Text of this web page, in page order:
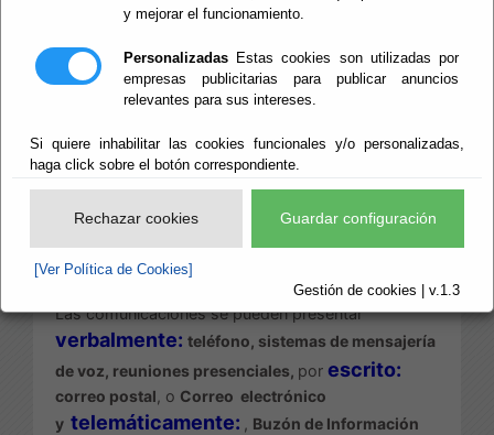
y mejorar el funcionamiento.
Personalizadas Estas cookies son utilizadas por
empresas publicitarias para publicar anuncios
relevantes para sus intereses.
Si quiere inhabilitar las cookies funcionales y/o personalizadas,
haga click sobre el botón correspondiente.
Rechazar cookies Guardar configuración
[Ver Política de Cookies]
Gestión de cookies | v.1.3
EsteCanalnace de la obligación legal, establecida
por la Ley 2/2023, de ofrecer mecanismos para:
conocimiento de la Diputación de Almería
determinadas infracciones penales o
administrativas graves o muy graves.
- proteger a las personas que las detecten en el
contexto laboral de esta organización y las
comuniquen a través de dicho Canal.
Las comunicaciones se pueden presentar
verbalmente: teléfono, sistemas de mensajería
de voz, reuniones presenciales, por escrito:
correo postal o Correo electrónico
y telemáticamente: , Buzón de Información